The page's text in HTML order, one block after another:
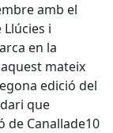
amb el
i
en la
mateix
edició del
que
de Canallade10